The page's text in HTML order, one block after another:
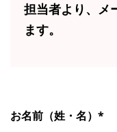
担当者より、メ
ます。
お名前（姓・名）*